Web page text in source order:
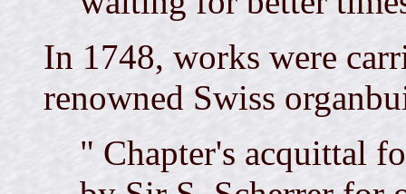
In 1748, works were
renowned Swiss
" Chapter's acquittal